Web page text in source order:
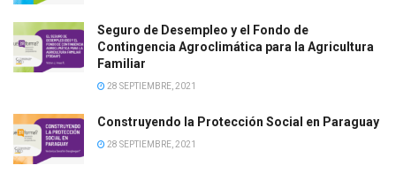
Seguro de Desempleo y el Fondo de
Contingencia Agroclimática para la Agricultura
Familiar
28 SEPTIEMBRE, 2021
Construyendo la Protección Social en Paraguay
28 SEPTIEMBRE, 2021